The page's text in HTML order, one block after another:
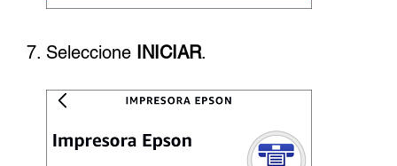
Seleccione INICIAR.